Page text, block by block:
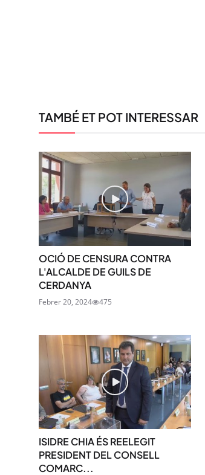
TAMBÉ ET POT INTERESSAR
OCIÓ DE CENSURA CONTRA
L'ALCALDE DE GUILS DE
CERDANYA
Febrer 20, 2024 475
ISIDRE CHIA ÉS REELEGIT
PRESIDENT DEL CONSELL
COMARC...